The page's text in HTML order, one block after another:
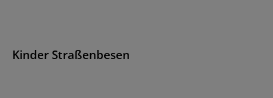
Kinder Straßenbesen